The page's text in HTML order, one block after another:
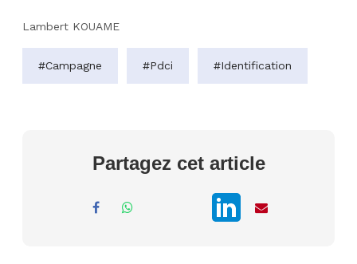
Lambert KOUAME
#Campagne #Pdci #Identification
Partagez cet article